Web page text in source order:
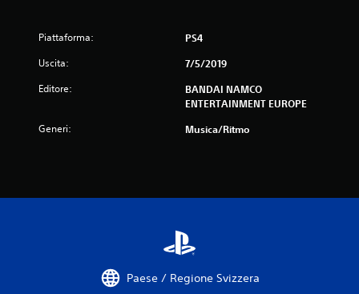
v
u
Piattaforma: PS4
Uscita: 7/5/2019
Editore:
BANDAI NAMCO
ENTERTAINMENT EUROPE
Generi: Musica/Ritmo
Paese / Regione Svizzera